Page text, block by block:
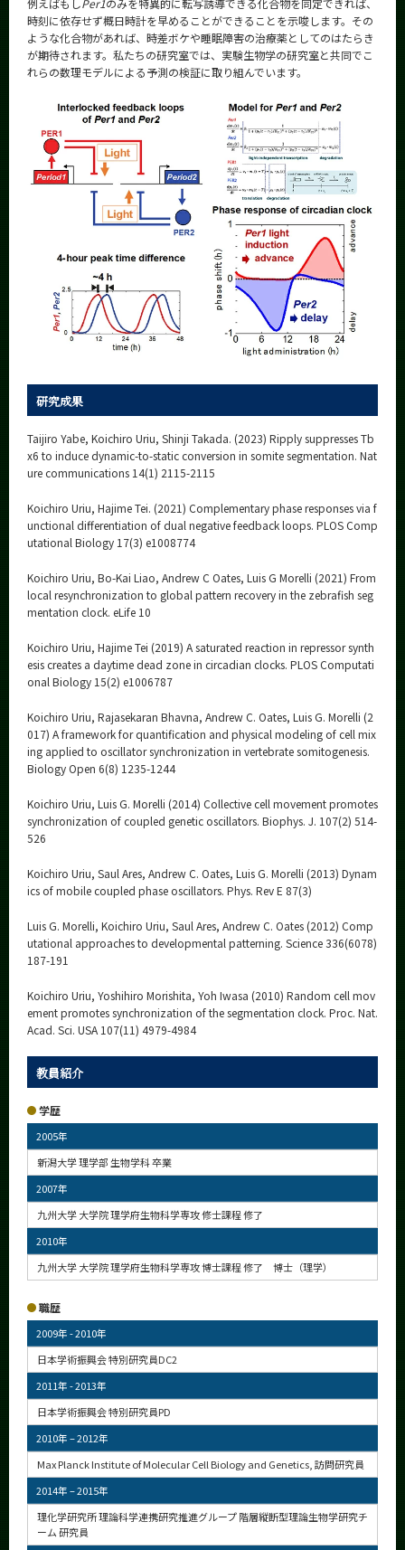
例えばもしPer1のみを特異的に転写誘導できる化合物を同定できれば、
時刻に依存せず概日時計を早めることができることを示唆します。その
ような化合物があれば、時差ボケや睡眠障害の治療薬としてのはたらき
が期待されます。私たちの研究室では、実験生物学の研究室と共同でこ
れらの数理モデルによる予測の検証に取り組んでいます。
研究成果
Taijiro Yabe, Koichiro Uriu, Shinji Takada. (2023) Ripply suppresses Tb
x6 to induce dynamic-to-static conversion in somite segmentation. Nat
ure communications 14(1) 2115-2115
Koichiro Uriu, Hajime Tei. (2021) Complementary phase responses via f
unctional differentiation of dual negative feedback loops. PLOS Comp
utational Biology 17(3) e1008774
Koichiro Uriu, Bo-Kai Liao, Andrew C Oates, Luis G Morelli (2021) From
local resynchronization to global pattern recovery in the zebrafish seg
mentation clock. eLife 10
Koichiro Uriu, Hajime Tei (2019) A saturated reaction in repressor synth
esis creates a daytime dead zone in circadian clocks. PLOS Computati
onal Biology 15(2) e1006787
Koichiro Uriu, Rajasekaran Bhavna, Andrew C. Oates, Luis G. Morelli (2
017) A framework for quantification and physical modeling of cell mix
ing applied to oscillator synchronization in vertebrate somitogenesis.
Biology Open 6(8) 1235-1244
Koichiro Uriu, Luis G. Morelli (2014) Collective cell movement promotes
synchronization of coupled genetic oscillators. Biophys. J. 107(2) 514-
526
Koichiro Uriu, Saul Ares, Andrew C. Oates, Luis G. Morelli (2013) Dynam
ics of mobile coupled phase oscillators. Phys. Rev E 87(3)
Luis G. Morelli, Koichiro Uriu, Saul Ares, Andrew C. Oates (2012) Comp
utational approaches to developmental patterning. Science 336(6078)
187-191
Koichiro Uriu, Yoshihiro Morishita, Yoh Iwasa (2010) Random cell mov
ement promotes synchronization of the segmentation clock. Proc. Nat.
Acad. Sci. USA 107(11) 4979-4984
教員紹介
学歴
2005年
新潟大学 理学部 生物学科 卒業
2007年
九州大学 大学院 理学府生物科学専攻 修士課程 修了
2010年
九州大学 大学院 理学府生物科学専攻 博士課程 修了 博士（理学）
職歴
2009年 - 2010年
日本学術振興会 特別研究員DC2
2011年 - 2013年
日本学術振興会 特別研究員PD
2010年 – 2012年
Max Planck Institute of Molecular Cell Biology and Genetics, 訪問研究員
2014年 – 2015年
理化学研究所 理論科学連携研究推進グループ 階層縦断型理論生物学研究チ
ーム 研究員